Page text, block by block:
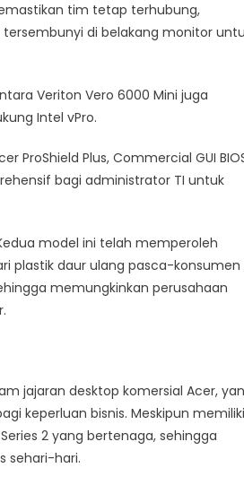
tim tetap terhubung,
di belakang monitor
Veriton Vero 6000 Mini juga
Intel vPro.
ProShield Plus, Commercial GUI
bagi administrator TI untuk
model ini telah memperoleh
plastik daur ulang pasca-konsumen
memungkinkan perusahaan
jajaran desktop komersial Acer,
keperluan bisnis. Meskipun memiliki
2 yang bertenaga, sehingga
sehari-hari.